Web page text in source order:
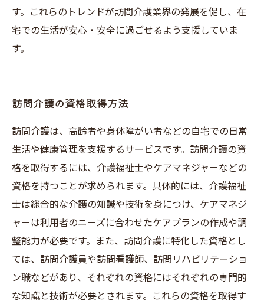
す。これらのトレンドが訪問介護業界の発展を促し、在
宅での生活が安心・安全に過ごせるよう支援していま
す。
訪問介護の資格取得方法
訪問介護は、高齢者や身体障がい者などの自宅での日常
生活や健康管理を支援するサービスです。訪問介護の資
格を取得するには、介護福祉士やケアマネジャーなどの
資格を持つことが求められます。具体的には、介護福祉
士は総合的な介護の知識や技術を身につけ、ケアマネジ
ャーは利用者のニーズに合わせたケアプランの作成や調
整能力が必要です。また、訪問介護に特化した資格とし
ては、訪問介護員や訪問看護師、訪問リハビリテーショ
ン職などがあり、それぞれの資格にはそれぞれの専門的
な知識と技術が必要とされます。これらの資格を取得す